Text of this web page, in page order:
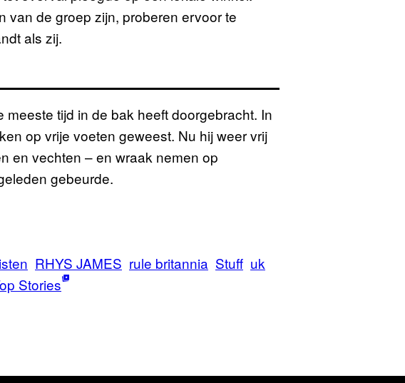
van de groep zijn, proberen ervoor te
als zij.
tijd in de bak heeft doorgebracht. In
op vrije voeten geweest. Nu hij weer vrij
en vechten – en wraak nemen op
gebeurde.
RHYS JAMES rule britannia Stuff uk
Stories